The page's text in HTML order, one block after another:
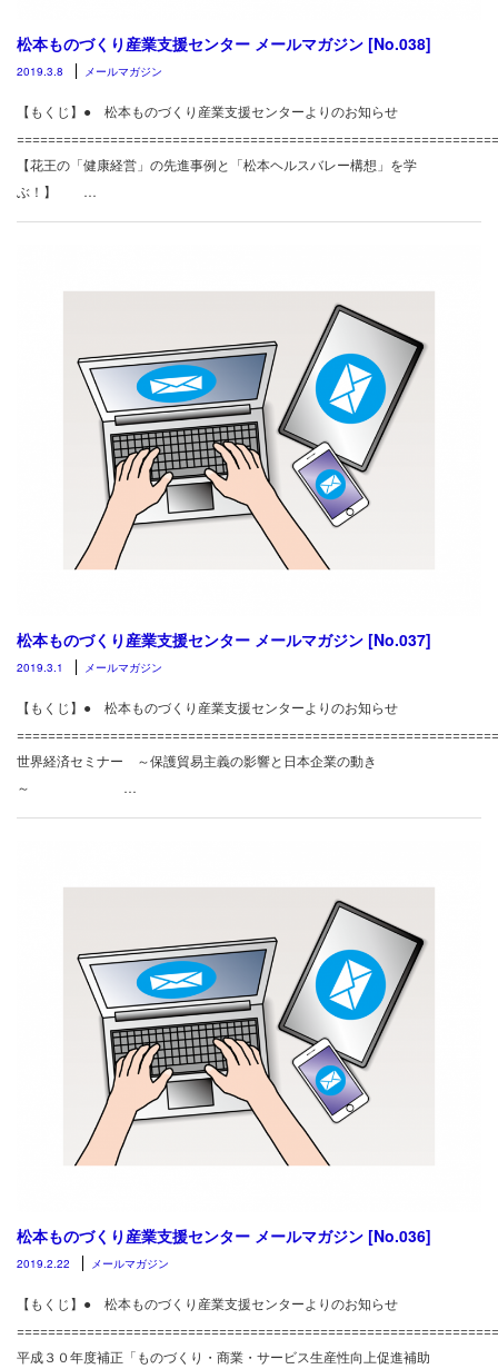
松本ものづくり産業支援センター メールマガジン [No.038]
2019.3.8 メールマガジン
【もくじ】● 松本ものづくり産業支援センターよりのお知らせ
【花王の「健康経営」の先進事例と「松本ヘルスバレー構想」を学
ぶ！】 …
松本ものづくり産業支援センター メールマガジン [No.037]
2019.3.1 メールマガジン
【もくじ】● 松本ものづくり産業支援センターよりのお知らせ
世界経済セミナー ～保護貿易主義の影響と日本企業の動き
～ …
松本ものづくり産業支援センター メールマガジン [No.036]
2019.2.22 メールマガジン
【もくじ】● 松本ものづくり産業支援センターよりのお知らせ
平成３０年度補正「ものづくり・商業・サービス生産性向上促進補助